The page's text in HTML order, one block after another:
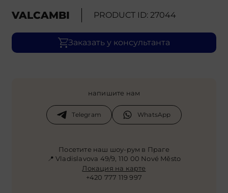
VALCAMBI PRODUCT ID: 27044
Заказать у консультанта
напишите нам
Telegram WhatsApp
Посетите наш шоу-рум в Праге
📍 Vladislavova 49/9, 110 00 Nové Město
Локация на карте
+420 777 119 997